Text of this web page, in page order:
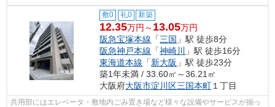
敷0 礼0 新築
12.35万円～ 13.05万円
阪急宝塚本線 「三国 」駅 徒歩8分
阪急神戸本線 「神崎川
」駅 徒歩16分
東海道本線 「新大阪 」駅 徒歩23分
築1年未満 / 33.60㎡～36.21㎡
大阪府大阪市淀川区三国本町 １丁目
共用部にはエレベータ・敷地内ごみ置き場など様々な設備やサービスが揃っ